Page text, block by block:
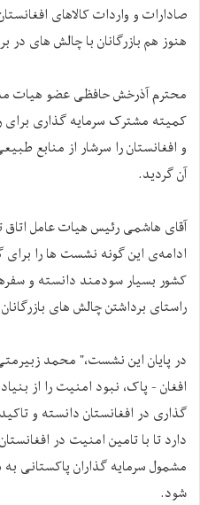
صادارات و واردات کالاهای
هنوز هم بازرگانان با چالش های در
محترم آذرخش حافظی عضو هیات
کمیته مشترک سرمایه گذاری
و افغانستان را سرشار از منابع
آن گردید.
آقای هاشمی رئیس هیات عامل اتاق
ادامه‌ی این گونه نشست ها را
کشور بسیار سودمند دانسته و
راستای برداشتن چالش های
در پایان این نشست،" محمد
افغان - پاک، نبود امنیت را از
گذاری در افغانستان دانسته و
دارد تا با تامین امنیت در
مشمول سرمایه گذاران پاکستانی به
شود.